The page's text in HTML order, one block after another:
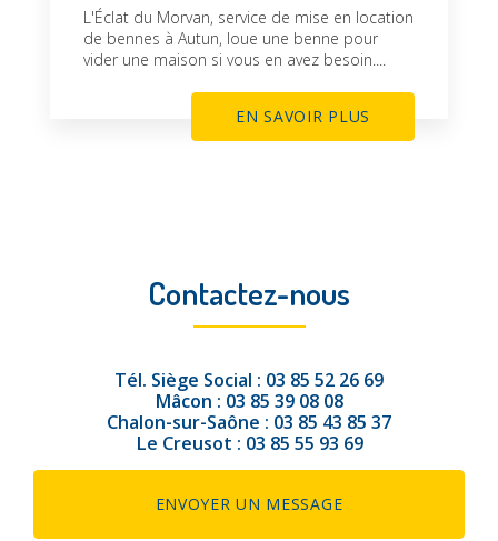
L'Éclat du Morvan, service de mise en location
de bennes à Autun, loue une benne pour
vider une maison si vous en avez besoin....
EN SAVOIR PLUS
Contactez-nous
Tél. Siège Social : 03 85 52 26 69
Mâcon : 03 85 39 08 08
Chalon-sur-Saône : 03 85 43 85 37
Le Creusot : 03 85 55 93 69
ENVOYER UN MESSAGE